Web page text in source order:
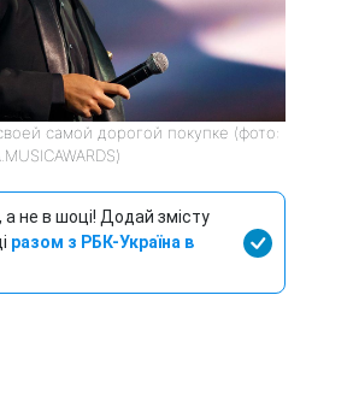
самой дорогой покупке (фото:
а не в шоці! Додай змісту
разом з РБК-Україна в